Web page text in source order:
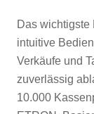
Das wichtigste
intuitive
Verkäufe und
zuverlässig
10.000